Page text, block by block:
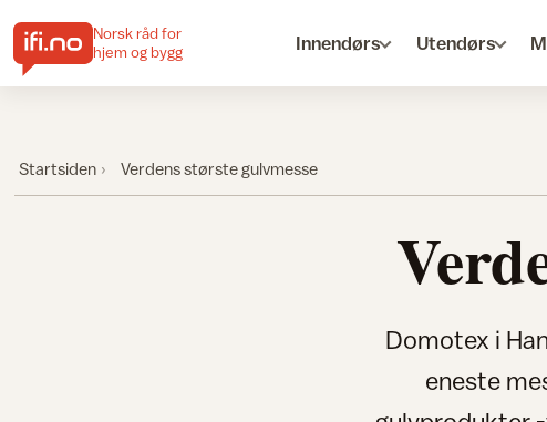
Norsk råd for
hjem og bygg
Innendørs Utendørs
Startsiden Verdens største gulvmesse
Domotex i
eneste